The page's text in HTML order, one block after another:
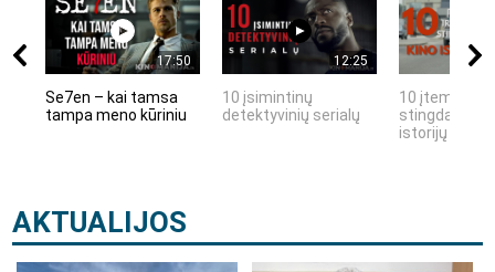
17:50
Se7en – kai tamsa
tampa meno kūriniu
12:25
10 įsimintinų
detektyvinių serialų
10 įtemptų,
stingdančių
istorijų
AKTUALIJOS